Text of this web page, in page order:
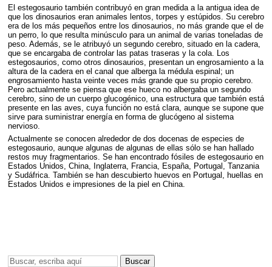
El estegosaurio también contribuyó en gran medida a la antigua idea de
que los dinosaurios eran animales lentos, torpes y estúpidos. Su cerebro
era de los más pequeños entre los dinosaurios, no más grande que el de
un perro, lo que resulta minúsculo para un animal de varias toneladas de
peso. Además, se le atribuyó un segundo cerebro, situado en la cadera,
que se encargaba de controlar las patas traseras y la cola. Los
estegosaurios, como otros dinosaurios, presentan un engrosamiento a la
altura de la cadera en el canal que alberga la médula espinal; un
engrosamiento hasta veinte veces más grande que su propio cerebro.
Pero actualmente se piensa que ese hueco no albergaba un segundo
cerebro, sino de un cuerpo glucogénico, una estructura que también está
presente en las aves, cuya función no está clara, aunque se supone que
sirve para suministrar energía en forma de glucógeno al sistema
nervioso.
Actualmente se conocen alrededor de dos docenas de especies de
estegosaurio, aunque algunas de algunas de ellas sólo se han hallado
restos muy fragmentarios. Se han encontrado fósiles de estegosaurio en
Estados Unidos, China, Inglaterra, Francia, España, Portugal, Tanzania
y Sudáfrica. También se han descubierto huevos en Portugal, huellas en
Estados Unidos e impresiones de la piel en China.